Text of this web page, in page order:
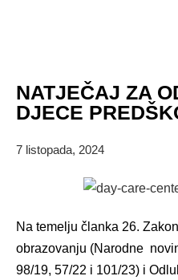
NATJEČAJ ZA
DJECE
7 listopada, 2024
Na temelju članka 26.
obrazovanju (Narodne
98/19, 57/22 i 101/23) i